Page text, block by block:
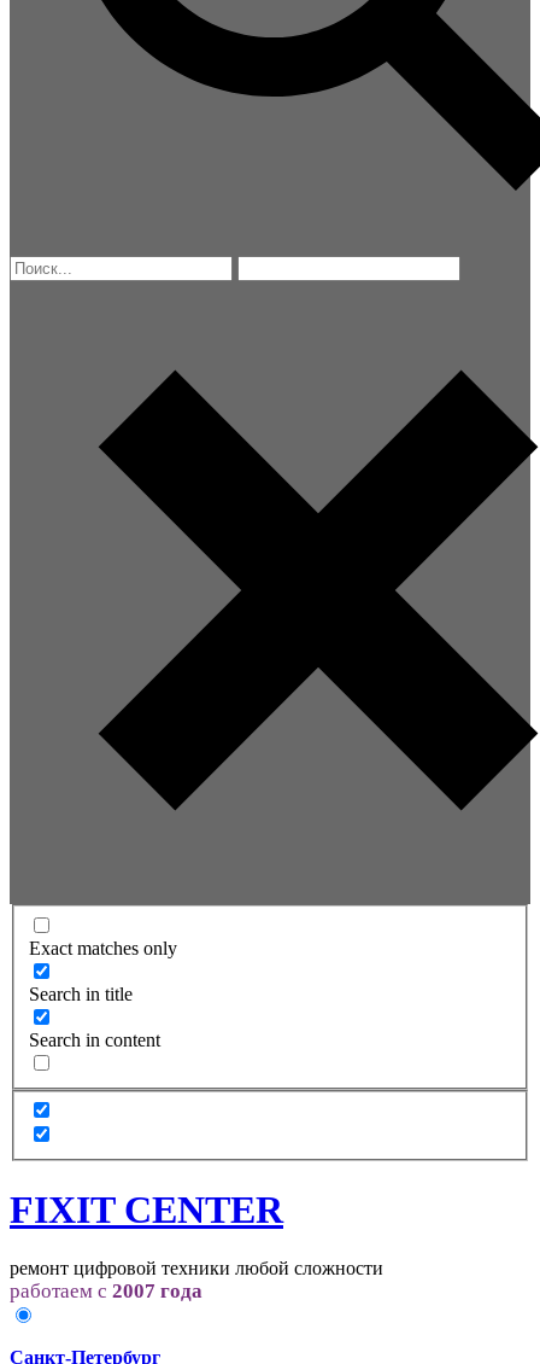
Exact matches only
Search in title
Search in content
FIXIT CENTER
ремонт цифровой техники любой сложности
работаем с 2007 года
Санкт-Петербург